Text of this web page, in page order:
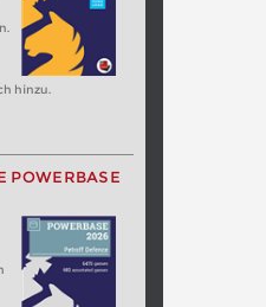
hinzu.
POWERBASE